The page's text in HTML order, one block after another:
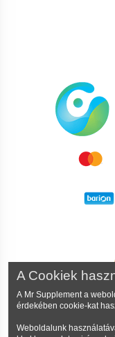
A Cookiek
A Mr Supplement a
érdekében cookie-kat
Weboldalunk